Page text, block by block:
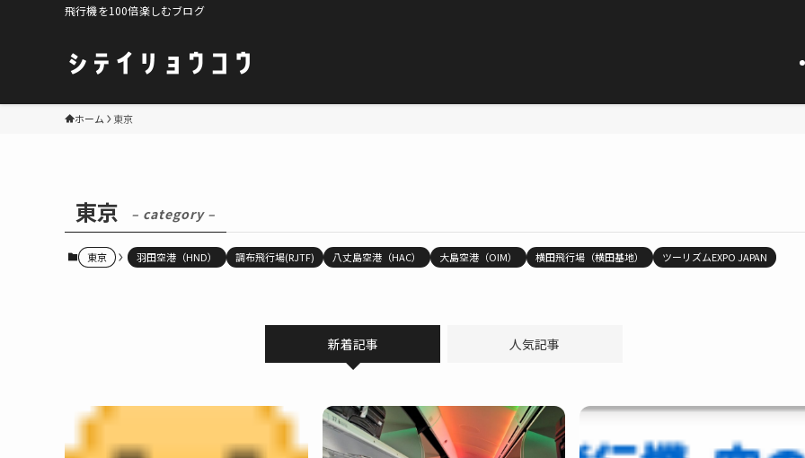
飛行機を100倍楽しむブログ
ホーム 東京
東京 – category –
東京 羽田空港（HND） 調布飛行場(RJTF) 八丈島空港（HAC） 大島空港（OIM） 横田飛行場（横田基地） ツーリズムEXPO JAPAN
新着記事 人気記事